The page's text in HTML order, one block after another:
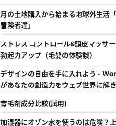
月の土地購入から始まる地球外生活
冒険者達」
ストレス コントロール&頭皮マッサ
勃起力アップ（毛髪の体験談）
デザインの自由を手に入れよう -
があなたの創造力をウェブ世界に解
育毛剤成分比較(試用)
加湿器にオゾン水を使うのは危険？